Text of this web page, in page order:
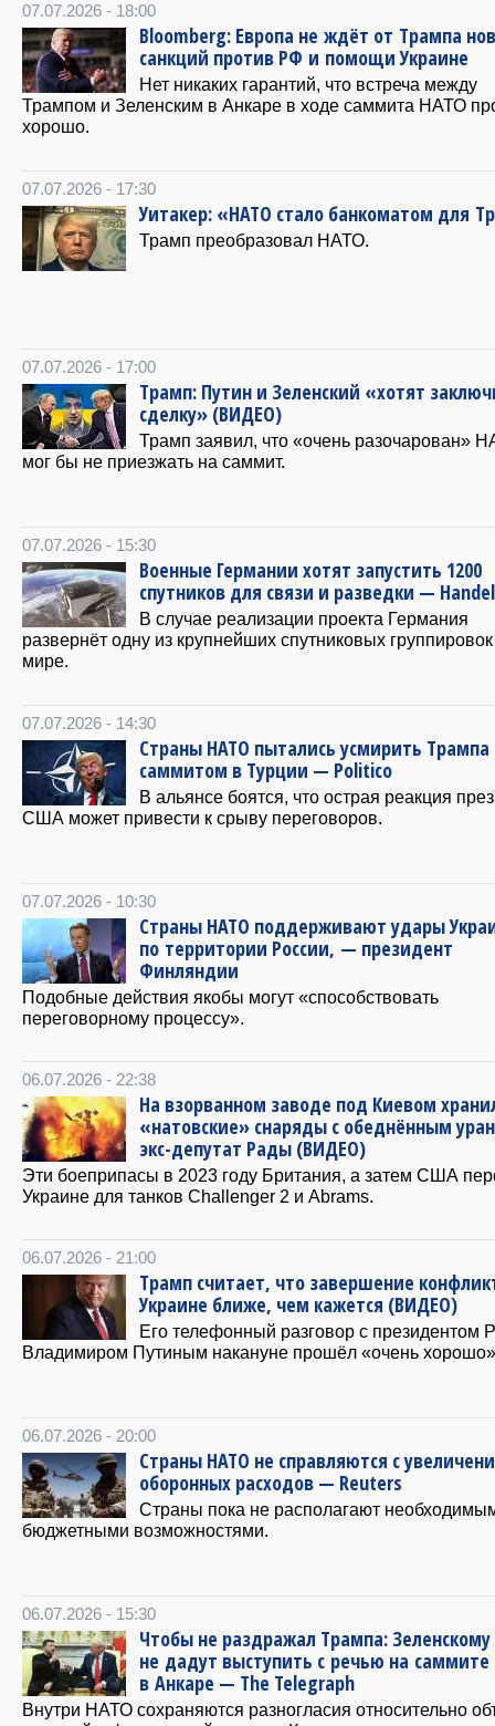
07.07.2026 - 18:00
Bloomberg: Европа не ждёт от Трампа
санкций против РФ и помощи Украине
Нет никаких гарантий, что встреча между
Трампом и Зеленским в Анкаре в ходе саммита НАТО
хорошо.
07.07.2026 - 17:30
Уитакер: «НАТО стало банкоматом для
Трамп преобразовал НАТО.
07.07.2026 - 17:00
Трамп: Путин и Зеленский «хотят
сделку» (ВИДЕО)
Трамп заявил, что «очень разочарован»
мог бы не приезжать на саммит.
07.07.2026 - 15:30
Военные Германии хотят запустить 1200
спутников для связи и разведки —
В случае реализации проекта Германия
развернёт одну из крупнейших спутниковых
мире.
07.07.2026 - 14:30
Страны НАТО пытались усмирить Трампа
саммитом в Турции — Politico
В альянсе боятся, что острая реакция
США может привести к срыву переговоров.
07.07.2026 - 10:30
Страны НАТО поддерживают удары
по территории России, — президент
Финляндии
Подобные действия якобы могут «способствовать
переговорному процессу».
06.07.2026 - 22:38
На взорванном заводе под Киевом
«натовские» снаряды с обеднённым
экс-депутат Рады (ВИДЕО)
Эти боеприпасы в 2023 году Британия, а затем США
Украине для танков Challenger 2 и Abrams.
06.07.2026 - 21:00
Трамп считает, что завершение
Украине ближе, чем кажется (ВИДЕО)
Его телефонный разговор с президентом
Владимиром Путиным накануне прошёл «очень
06.07.2026 - 20:00
Страны НАТО не справляются с
оборонных расходов — Reuters
Страны пока не располагают
бюджетными возможностями.
06.07.2026 - 15:30
Чтобы не раздражал Трампа: Зеленскому
не дадут выступить с речью на саммите
в Анкаре — The Telegraph
Внутри НАТО сохраняются разногласия относительно